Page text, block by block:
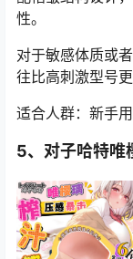
性。
对于敏感体质或
往比高刺激型号更
适合人群：新手
5、对子哈特唯